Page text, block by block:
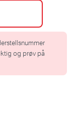
og prøv på